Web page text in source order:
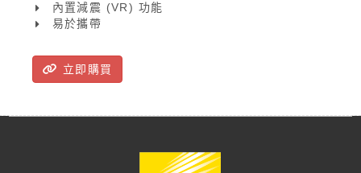
內置減震 (VR) 功能
易於攜帶
立即購買